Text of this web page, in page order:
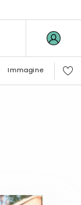
Immagine